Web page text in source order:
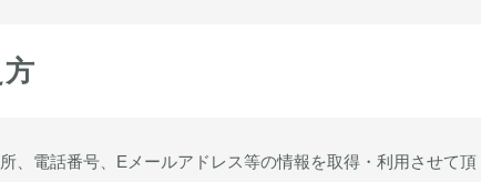
、電話番号、Eメールアドレス等の情報を取得・利用させて頂